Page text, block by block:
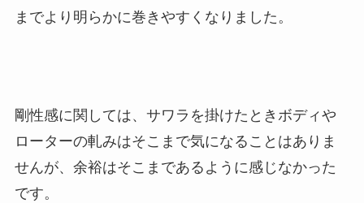
までより明らかに巻きやすくなりました。
剛性感に関しては、サワラを掛けたときボディや
ローターの軋みはそこまで気になることはありま
せんが、余裕はそこまであるように感じなかった
です。